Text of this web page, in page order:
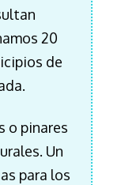
20
de
o pinares
Un
para los